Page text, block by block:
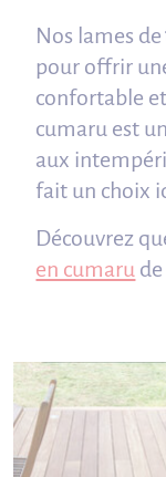
Nos lames de
pour offrir
confortable
cumaru est
aux
fait un choix
Découvrez
en cumaru